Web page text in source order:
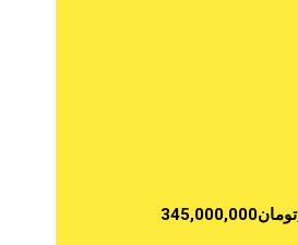
تومان345,000,000